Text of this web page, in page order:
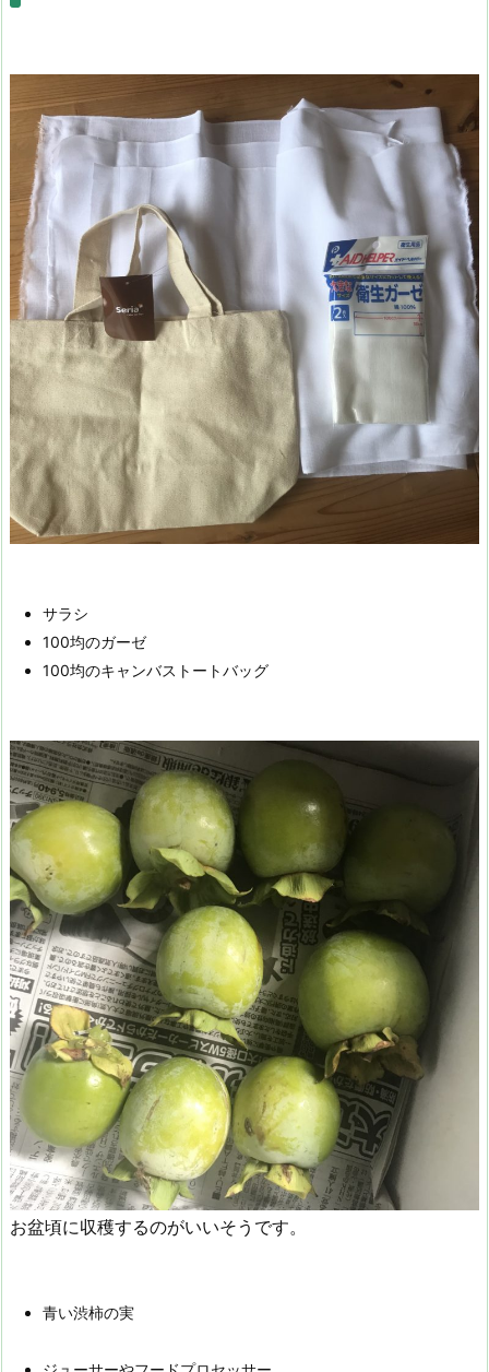
サラシ
100均のガーゼ
100均のキャンバストートバッグ
お盆頃に収穫するのがいいそうです。
青い渋柿の実